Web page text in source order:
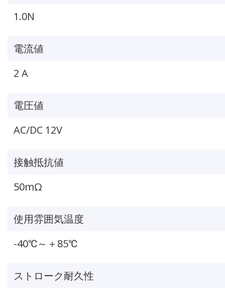
1.0N
電流値
2 A
電圧値
AC/DC 12V
接触抵抗値
50mΩ
使用雰囲気温度
-40℃～＋85℃
ストローク耐久性